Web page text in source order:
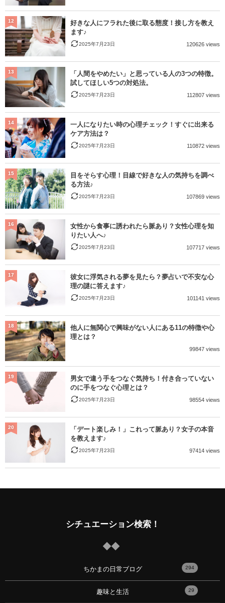
好きな人にフラれた後に取る態度！接し方を教え
ます♪
2025年7月23日 120626 views
12
「人間をやめたい」と思っている人の3つの特徴。
試してほしい5つの対処法。
2025年7月23日 112807 views
13
一人になりたい時の心理チェック！すぐに出来る
ケア方法は？
2025年7月23日 110872 views
14
目をそらす心理！目線で好きな人の気持ちを調べ
る方法♪
2025年7月23日 107869 views
15
女性から食事に誘われたら脈あり？女性心理を知
りたい人へ♪
2025年7月23日 107717 views
16
彼女に浮気される夢を見たら？夢占いで不安な心
理の謎に答えます♪
2025年7月23日 101141 views
17
他人に無関心で興味がない人にある11の特徴や心
理とは？
99847 views
18
男女で違う手をつなぐ気持ち！付き合っていない
のに手をつなぐ心理とは？
2025年7月23日 98554 views
19
「デート楽しみ！」これって脈あり？女子の本音
を教えます♪
2025年7月23日 97414 views
20
シチュエーション検索！
ちかまの日常ブログ 294
趣味と生活 29